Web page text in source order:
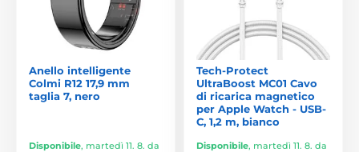
Anello intelligente
Colmi R12 17,9 mm
taglia 7, nero
Disponibile, martedì 11. 8. da
Tech-Protect
UltraBoost MC01 Cavo
di ricarica magnetico
per Apple Watch - USB-
C, 1,2 m, bianco
Disponibile, martedì 11. 8. da